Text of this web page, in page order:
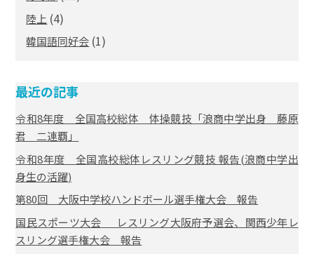
陸上 (4)
韓国語同好会 (1)
最近の記事
令和8年度 全国高校総体 体操競技「浪商中学出身 藤原
君 二連覇」
令和8年度 全国高校総体レスリング競技 報告(浪商中学出
身生の活躍)
第80回 大阪中学校ハンドボール選手権大会 報告
国民スポーツ大会 レスリング大阪府予選会、関西少年レ
スリング選手権大会 報告